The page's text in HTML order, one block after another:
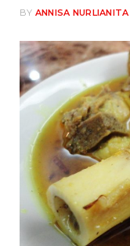
BY ANNISA NURLIANITA